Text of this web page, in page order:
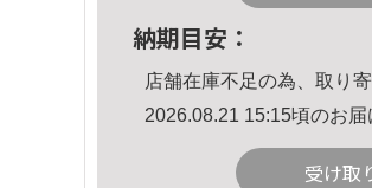
納期目安：
店舗在庫不足の為、取り
2026.08.21 15:15頃のお届
受け取